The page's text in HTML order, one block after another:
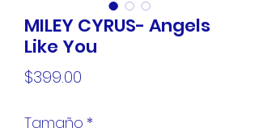
MILEY CYRUS- Angels
Like You
$399.00
Tamaño *